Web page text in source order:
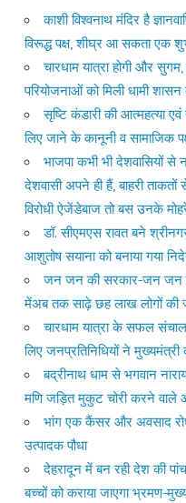
काशी विश्वनाथ मंदिर है
विरूद्ध पक्ष, शीघ्र आ सकता एक
चारधाम यात्रा होगी और
परियोजनाओं को मिली धामी शासन
सृष्टि कंडारी की आत्महत्या
लिए जाने के कानूनी व सामाजिक
भाजपा कभी भी देशवासियों से
देशवासी अपने ही हैं, बाहरी
विरोधी ऐजेंडेबाज तो बस उनके
डॉ. सीएमएस रावत बने
आशुतोष सयाना को बनाया गया
जन जन की सरकार-जन जन के
मेंअब तक साढ़े छह लाख लोगों की
चारधाम यात्रा के सफल
लिए जनप्रतिनिधियों ने
बद्रीनाथ धाम से भगवान
मणि जड़ित मुकुट चोरी करने वाले
भांग एक कैंसर और अवसाद
उत्पादक पौधा
देहरादून में बन रही देश की
बच्चों को कराया जाएगा भ्रमण-